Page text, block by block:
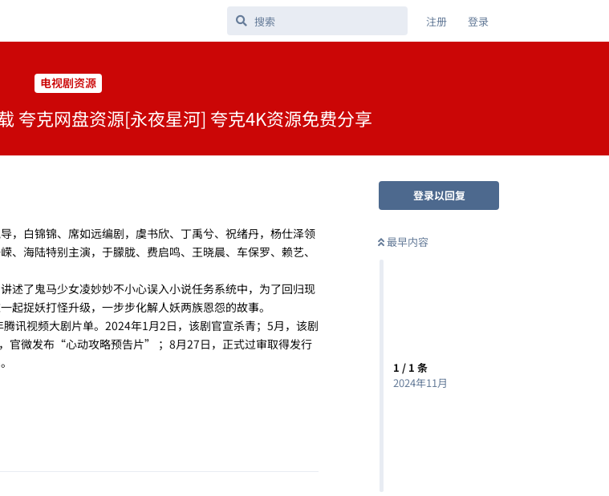
注册 登录
电视剧资源
夸克网盘资源[永夜星河] 夸克4K资源免费分享
登录以回复
最早内容
1 / 1 条
2024年11月
，白锦锦、席如远编剧，虞书欣、丁禹兮、祝绪丹，杨仕泽领
海陆特别主演，于朦胧、费启鸣、王晓晨、车保罗、赖艺、
述了鬼马少女凌妙妙不小心误入小说任务系统中，为了回归现
捉妖打怪升级，一步步化解人妖两族恩怨的故事。
讯视频大剧片单。2024年1月2日，该剧官宣杀青；5月，该剧
官微发布“心动攻略预告片” ；8月27日，正式过审取得发行